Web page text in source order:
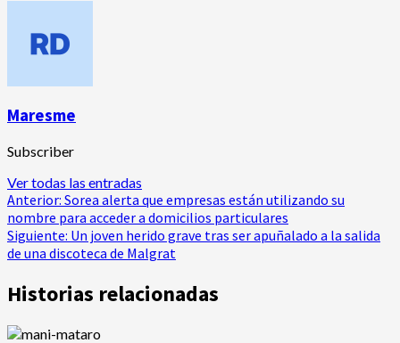
Maresme
Subscriber
Ver todas las entradas
Navegación
de
entradas
Anterior: Sorea alerta que empresas están utilizando su
nombre para acceder a domicilios particulares
Siguiente: Un joven herido grave tras ser apuñalado a la salida
de una discoteca de Malgrat
Historias relacionadas